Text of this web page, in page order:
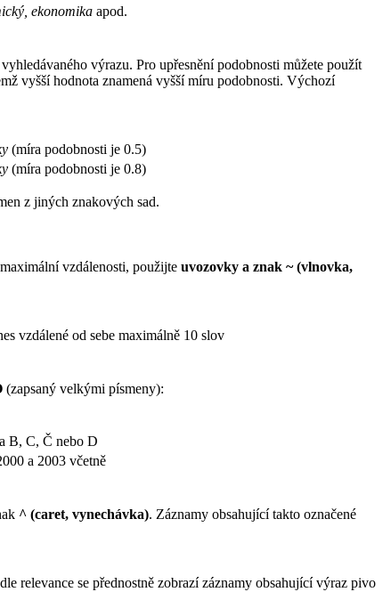
ekonomika apod.
výrazu. Pro upřesnění podobnosti můžete použít
vyšší hodnota znamená vyšší míru podobnosti. Výchozí
(míra podobnosti je 0.5)
(míra podobnosti je 0.8)
z jiných znakových sad.
vzdálenosti, použijteuvozovky a znak ~ (vlnovka,
vzdálené od sebe maximálně 10 slov
(zapsaný velkými písmeny):
B, C, Č nebo D
a 2003 včetně
^ (caret, vynechávka). Záznamy obsahující takto označené
relevance se přednostně zobrazí záznamy obsahující výraz pivo